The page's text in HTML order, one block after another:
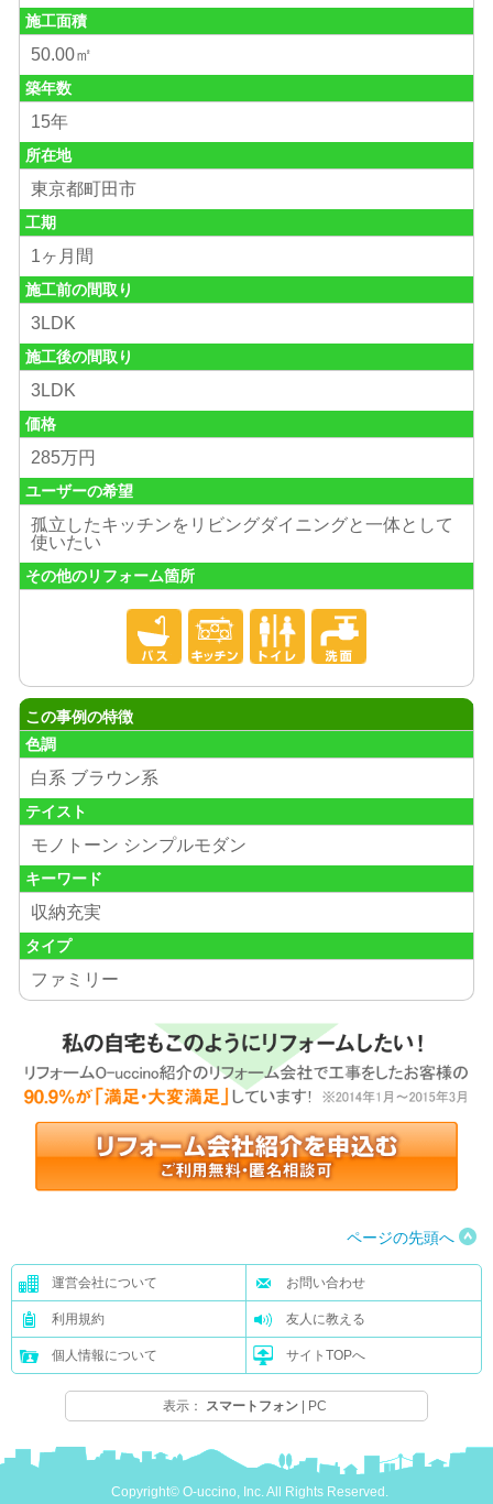
施工面積
50.00㎡
築年数
15年
所在地
東京都町田市
工期
1ヶ月間
施工前の間取り
3LDK
施工後の間取り
3LDK
価格
285万円
ユーザーの希望
孤立したキッチンをリビングダイニングと一体として
使いたい
その他のリフォーム箇所
この事例の特徴
色調
白系 ブラウン系
テイスト
モノトーン シンプルモダン
キーワード
収納充実
タイプ
ファミリー
ページの先頭へ
運営会社について お問い合わせ
利用規約 友人に教える
個人情報について サイトTOPへ
表示： スマートフォン PC
Copyright© O-uccino, Inc. All Rights Reserved.